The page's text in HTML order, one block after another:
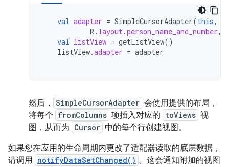
val adapter = SimpleCursorAdapter(this,
R . layout.person_name_and_number,
val listView = getListView()
listView.adapter = adapter
然后， SimpleCursorAdapter 会使用提供的布局，
将每个 fromColumns 项插入对应的 toViews 视
图，从而为 Cursor 中的每个行创建视图。
如果您在应用的生命周期内更改了适配器读取的底层数据，
请调用 notifyDataSetChanged() 。这会通知附加的视图